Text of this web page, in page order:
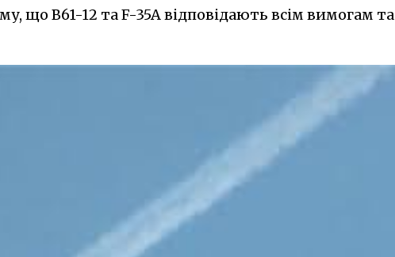
що В61-12 та F-35A відповідають всім вимогам та